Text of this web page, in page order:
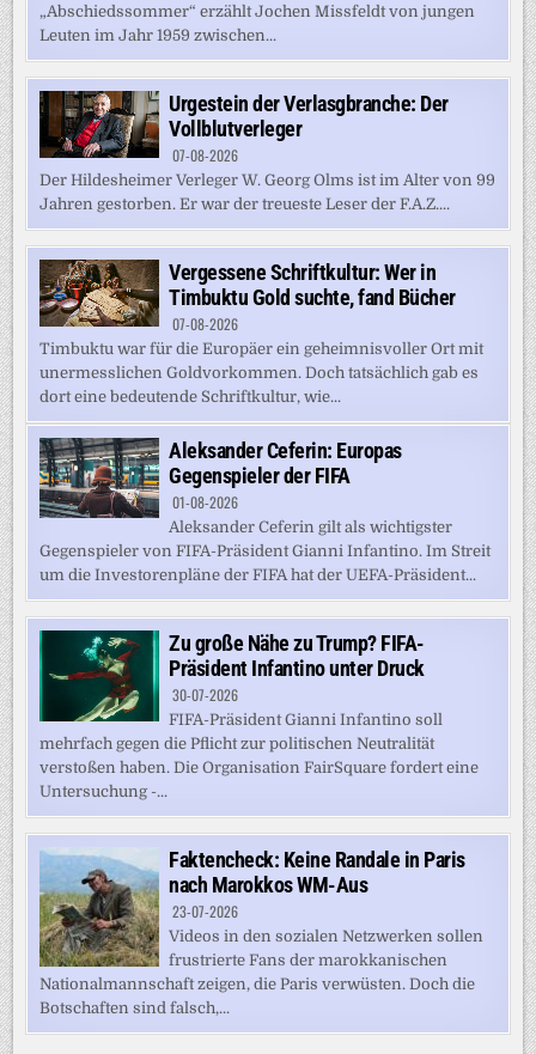
„Abschiedssommer“ erzählt Jochen Missfeldt von jungen
Leuten im Jahr 1959 zwischen...
Urgestein der Verlasgbranche: Der
Vollblutverleger
07-08-2026
Der Hildesheimer Verleger W. Georg Olms ist im Alter von 99
Jahren gestorben. Er war der treueste Leser der F.A.Z....
Vergessene Schriftkultur: Wer in
Timbuktu Gold suchte, fand Bücher
07-08-2026
Timbuktu war für die Europäer ein geheimnisvoller Ort mit
unermesslichen Goldvorkommen. Doch tatsächlich gab es
dort eine bedeutende Schriftkultur, wie...
Aleksander Ceferin: Europas
Gegenspieler der FIFA
01-08-2026
Aleksander Ceferin gilt als wichtigster
Gegenspieler von FIFA-Präsident Gianni Infantino. Im Streit
um die Investorenpläne der FIFA hat der UEFA-Präsident...
Zu große Nähe zu Trump? FIFA-
Präsident Infantino unter Druck
30-07-2026
FIFA-Präsident Gianni Infantino soll
mehrfach gegen die Pflicht zur politischen Neutralität
verstoßen haben. Die Organisation FairSquare fordert eine
Untersuchung -...
Faktencheck: Keine Randale in Paris
nach Marokkos WM-Aus
23-07-2026
Videos in den sozialen Netzwerken sollen
frustrierte Fans der marokkanischen
Nationalmannschaft zeigen, die Paris verwüsten. Doch die
Botschaften sind falsch,...